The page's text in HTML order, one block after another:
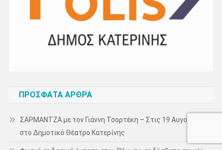
ΠΡΌΣΦΑΤΑ ΆΡΘΡΑ
ΣΑΡΜΑΝΤΖΑ με τον Γιάννη Τσορτέκη – Στις 19 Αυγούστου,
στο Δημοτικό Θέατρο Κατερίνης